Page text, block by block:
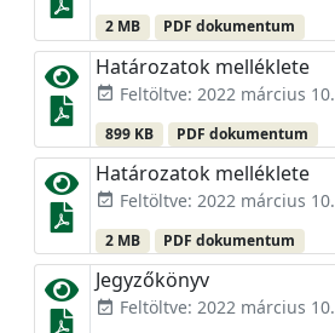
2 MB PDF dokumentum
Határozatok melléklete
event_available Feltöltve: 2022 március 10.
899 KB PDF dokumentum
Határozatok melléklete
event_available Feltöltve: 2022 március 10.
2 MB PDF dokumentum
Jegyzőkönyv
event_available Feltöltve: 2022 március 10.